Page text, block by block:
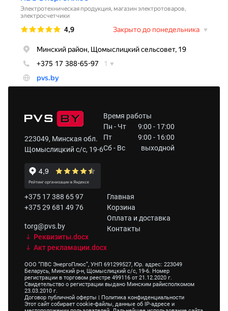
223049, Минская обл.
Щомыслицкий с/с, 19-6
Время работы
Пн - Чт
9:00 - 17:00
Пт
9:00 - 16:00
Сб - Вс
выходной
+375 17 388 65 97
+375 29 681 49 76
torg@pvs.by
Реквизиты.docx
Акт рекламации.docx
Главная
Корзина
Оплата и доставка
Контакты
ООО “ПВС ЭнергоПлюс”, УНП 691299527, Юр. адрес: 223049
Беларусь, Минский р-н, Щомыслицкий с/с, 19-6. Номер
регистрации в торговом реестре 499116 от 21.12.2020 г.
Свидетельство о регистрации выдано Минским райисполкомом
23.03.2010 г.
Договор публичной оферты | Политика конфиденциальности
Этот сайт собирает cookie-файлы, данные об IP-адресе и